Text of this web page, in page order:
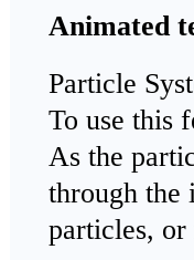
Animated
Particle
To use this
As the
through the
particles, or